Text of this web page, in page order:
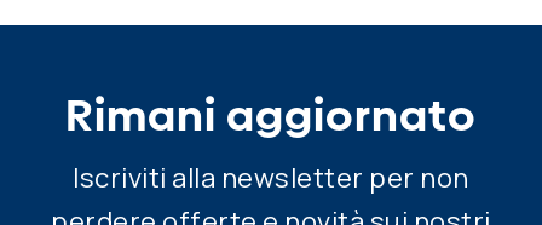
Rimani aggiornato
Iscriviti alla newsletter per non